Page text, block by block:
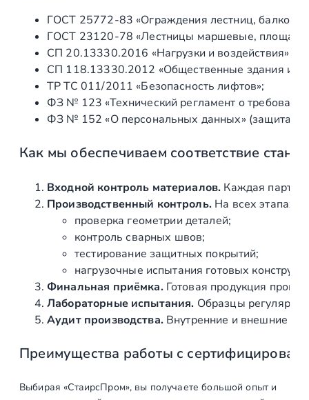
у
х
н
е
й
и
с
и
н
ГОСТ 25772‑83 «Ограждения лестниц,
ГОСТ 23120‑78 «Лестницы маршевые,
СП 20.13330.2016 «Нагрузки и воздействия»
СП 118.13330.2012 «Общественные здания и
ТР ТС 011/2011 «Безопасность лифтов»;
ФЗ № 123 «Технический регламент о
ФЗ № 152 «О персональных данных» (защита
Как мы обеспечиваем соответствие
Входной контроль материалов. Каждая партия
Производственный контроль.На всех этапах
проверка геометрии деталей;
контроль сварных швов;
тестирование защитных покрытий;
нагрузочные испытания готовых
Финальная приёмка.Готовая продукция
Лабораторные испытания. Образцы регулярно
Аудит производства.Внутренние и внешние
Преимущества работы с
Выбирая «СтаирсПром», вы получаете большой опыт и